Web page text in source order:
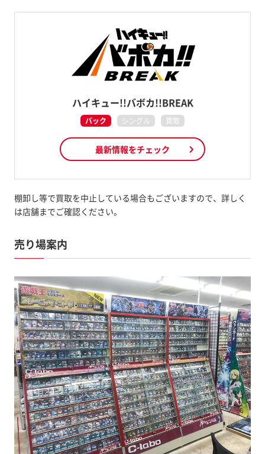
ハイキュー!!バボカ!!BREAK
パック シングル 買取
最新情報をチェック
棚卸し等で買取を中止している場合もございますので、詳しく
は店舗までご確認ください。
売り場案内